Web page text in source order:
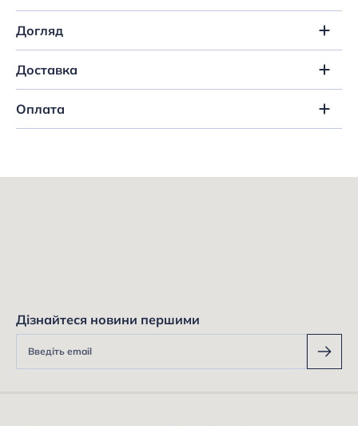
Догляд
Доставка
Оплата
Дізнайтеся новини першими